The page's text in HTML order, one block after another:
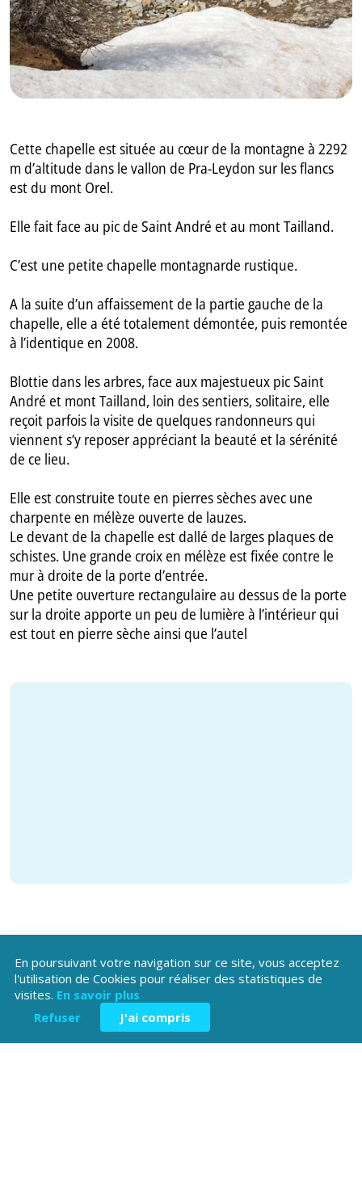
Cette chapelle est située au cœur de la montagne à 2292
m d’altitude dans le vallon de Pra-Leydon sur les flancs
est du mont Orel.
Elle fait face au pic de Saint André et au mont Tailland.
C’est une petite chapelle montagnarde rustique.
A la suite d’un affaissement de la partie gauche de la
chapelle, elle a été totalement démontée, puis remontée
à l’identique en 2008.
Blottie dans les arbres, face aux majestueux pic Saint
André et mont Tailland, loin des sentiers, solitaire, elle
reçoit parfois la visite de quelques randonneurs qui
viennent s’y reposer appréciant la beauté et la sérénité
de ce lieu.
Elle est construite toute en pierres sèches avec une
charpente en mélèze ouverte de lauzes.
Le devant de la chapelle est dallé de larges plaques de
schistes. Une grande croix en mélèze est fixée contre le
mur à droite de la porte d’entrée.
Une petite ouverture rectangulaire au dessus de la porte
sur la droite apporte un peu de lumière à l’intérieur qui
est tout en pierre sèche ainsi que l’autel
Téléchargez l'application
Patrimoine Hautes-Alpes !
En poursuivant votre navigation sur ce site, vous acceptez
l'utilisation de Cookies pour réaliser des statistiques de
visites. En savoir plus
Refuser
J'ai compris